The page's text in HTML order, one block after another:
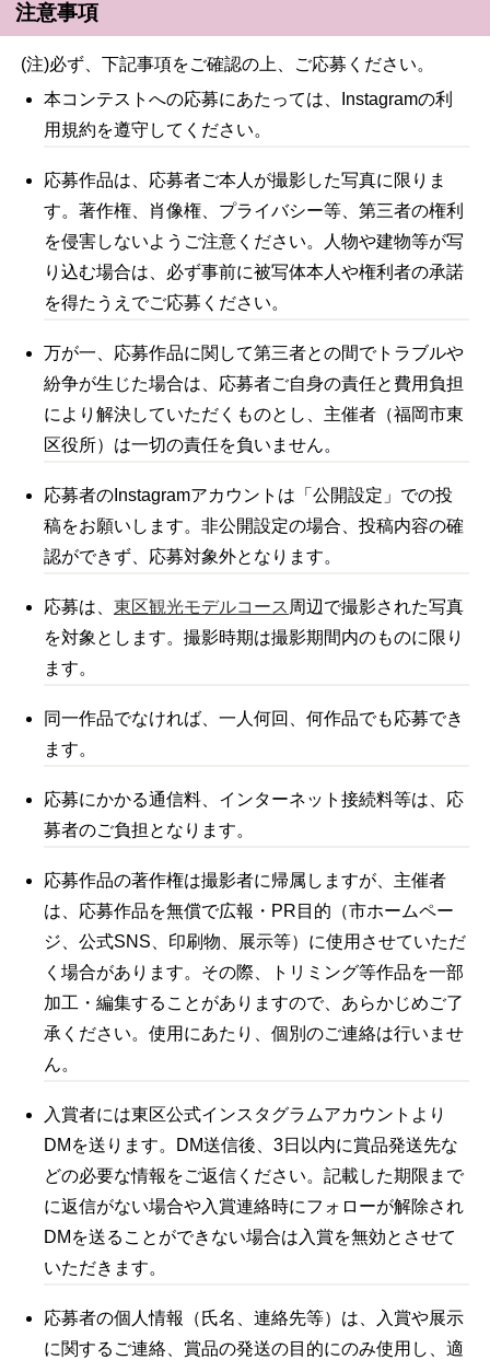
注意事項
(注)必ず、下記事項をご確認の上、ご応募ください。
本コンテストへの応募にあたっては、Instagramの利
用規約を遵守してください。
応募作品は、応募者ご本人が撮影した写真に限りま
す。著作権、肖像権、プライバシー等、第三者の権利
を侵害しないようご注意ください。人物や建物等が写
り込む場合は、必ず事前に被写体本人や権利者の承諾
を得たうえでご応募ください。
万が一、応募作品に関して第三者との間でトラブルや
紛争が生じた場合は、応募者ご自身の責任と費用負担
により解決していただくものとし、主催者（福岡市東
区役所）は一切の責任を負いません。
応募者のInstagramアカウントは「公開設定」での投
稿をお願いします。非公開設定の場合、投稿内容の確
認ができず、応募対象外となります。
応募は、 東区観光モデルコース 周辺で撮影された写真
を対象とします。撮影時期は撮影期間内のものに限り
ます。
同一作品でなければ、一人何回、何作品でも応募でき
ます。
応募にかかる通信料、インターネット接続料等は、応
募者のご負担となります。
応募作品の著作権は撮影者に帰属しますが、主催者
は、応募作品を無償で広報・PR目的（市ホームペー
ジ、公式SNS、印刷物、展示等）に使用させていただ
く場合があります。その際、トリミング等作品を一部
加工・編集することがありますので、あらかじめご了
承ください。使用にあたり、個別のご連絡は行いませ
ん。
入賞者には東区公式インスタグラムアカウントより
DMを送ります。DM送信後、3日以内に賞品発送先な
どの必要な情報をご返信ください。記載した期限まで
に返信がない場合や入賞連絡時にフォローが解除され
DMを送ることができない場合は入賞を無効とさせて
いただきます。
応募者の個人情報（氏名、連絡先等）は、入賞や展示
に関するご連絡、賞品の発送の目的にのみ使用し、適